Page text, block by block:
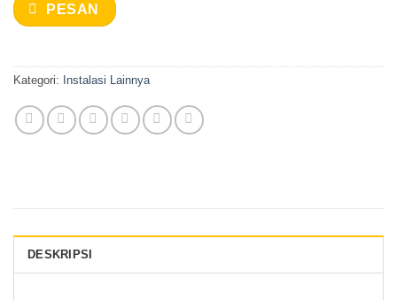
PESAN
Kategori: Instalasi Lainnya
DESKRIPSI